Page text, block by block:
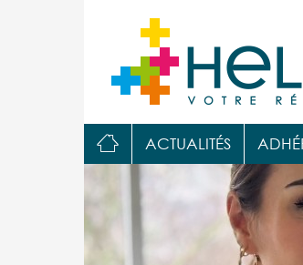
 ACTUALITÉS